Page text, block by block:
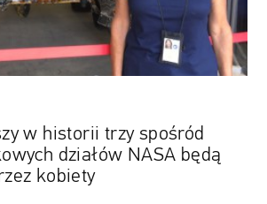
w historii trzy spośród
działów NASA będą
kobiety